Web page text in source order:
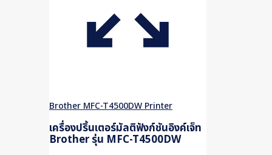
Brother MFC-T4500DW Printer
เครื่องปริ้นเตอร์มัลติฟังก์ชันอิงค์เจ็ท
Brother รุ่น MFC-T4500DW